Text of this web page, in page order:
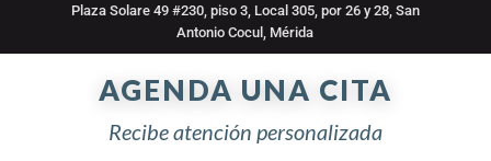
Plaza Solare 49 #230, piso 3, Local 305, por 26 y 28, San
Antonio Cocul, Mérida
AGENDA UNA CITA
Recibe atención personalizada